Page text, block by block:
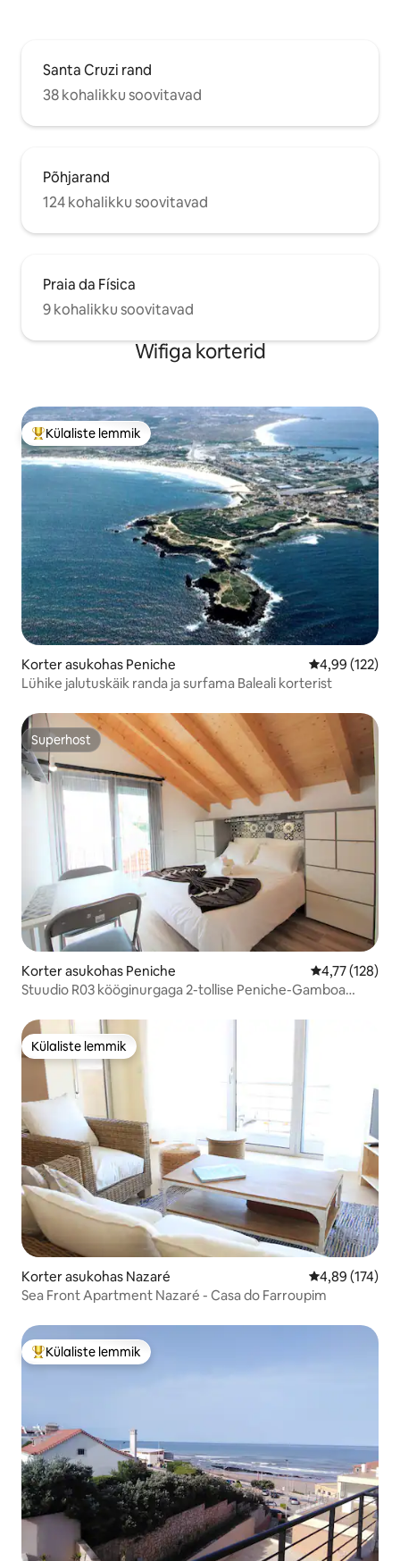
Santa Cruzi rand
38 kohalikku soovitavad
Põhjarand
124 kohalikku soovitavad
Praia da Física
9 kohalikku soovitavad
Wifiga korterid
Külaliste suur lemmik
Külaliste lemmik
Korter asukohas Peniche Keskmine
4,99 (122)
Lühike jalutuskäik randa ja surfama Baleali korterist
Superhost
Superhost
Korter asukohas Peniche Keskmine
4,77 (128)
Stuudio R03 kööginurgaga 2-tollise Peniche-Gamboa
Külaliste lemmik
Külaliste lemmik
Korter asukohas Nazaré Keskmine
4,89 (174)
Sea Front Apartment Nazaré - Casa do Farroupim
Külaliste suur lemmik
Külaliste lemmik